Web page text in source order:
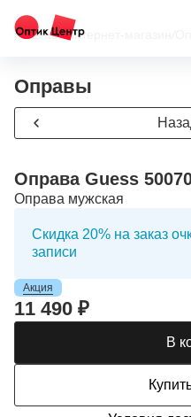
Главная/Интернет-магазин
Оправы
Оправа Guess
Оправа мужская
Скидка 20% на заказ
записи
Акция
11 490 ₽
В